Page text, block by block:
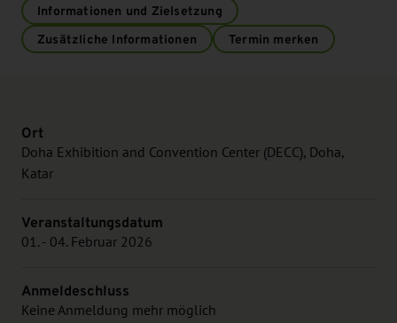
Informationen und Zielsetzung
Zusätzliche Informationen
Termin merken
Ort
Doha Exhibition and Convention Center (DECC), Doha,
Katar
Veranstaltungsdatum
01. - 04. Februar 2026
Anmeldeschluss
Keine Anmeldung mehr möglich